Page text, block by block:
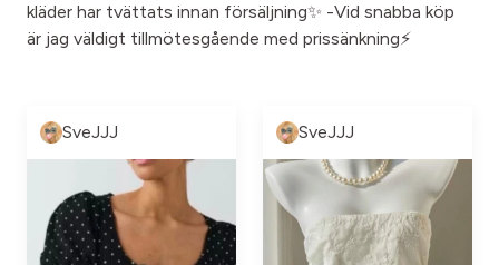
kläder har tvättats innan försäljning✨ -Vid snabba köp
är jag väldigt tillmötesgående med prissänkning⚡️
SveJJJ SveJJJ